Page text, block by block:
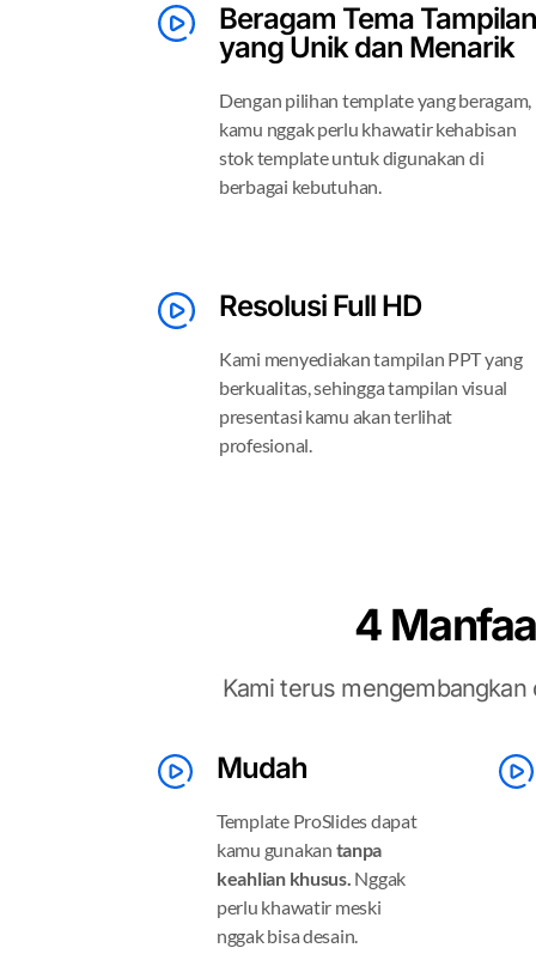
Beragam Tema
yang Unik dan Menarik
Dengan pilihan template yang beragam,
kamu nggak perlu khawatir kehabisan
stok template untuk digunakan di
berbagai kebutuhan.
Resolusi Full HD
Kami menyediakan tampilan PPT yang
berkualitas, sehingga tampilan visual
presentasi kamu akan terlihat
profesional.
4
Kami terus
Mudah
Template ProSlides dapat
kamu gunakan tanpa
keahlian khusus. Nggak
perlu khawatir meski
nggak bisa desain.